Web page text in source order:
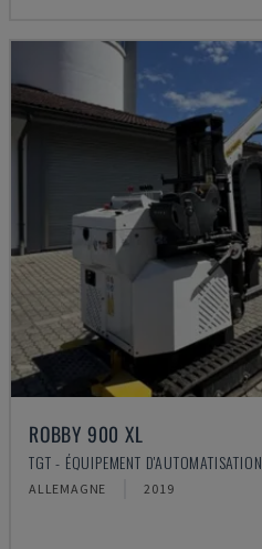
ROBBY 900 XL
TGT - ÉQUIPEMENT D'AUTOMATISATION
ALLEMAGNE 2019